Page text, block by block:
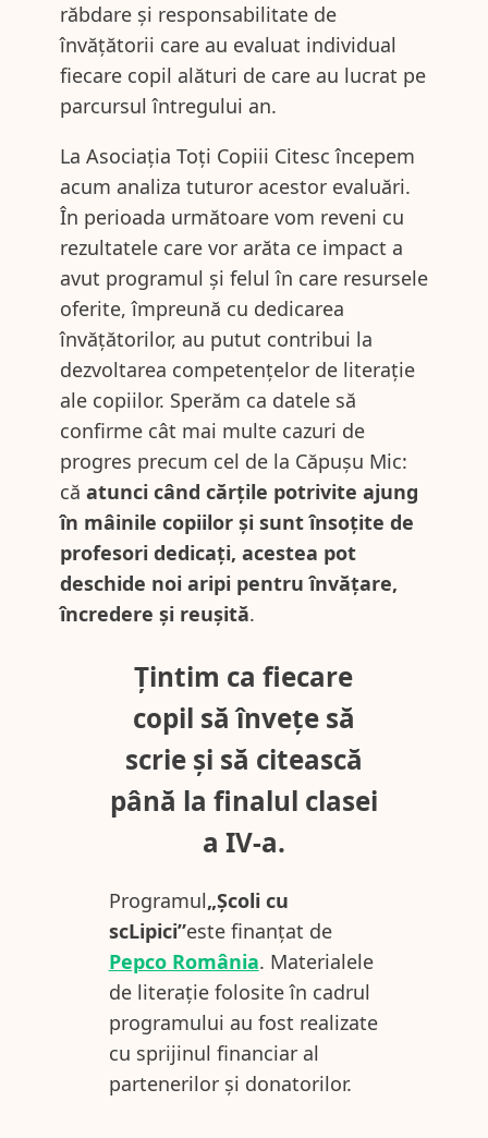
răbdare și responsabilitate de
învățătorii care au evaluat individual
fiecare copil alături de care au lucrat pe
parcursul întregului an.
La Asociația Toți Copiii Citesc începem
acum analiza tuturor acestor evaluări.
În perioada următoare vom reveni cu
rezultatele care vor arăta ce impact a
avut programul și felul în care resursele
oferite, împreună cu dedicarea
învățătorilor, au putut contribui la
dezvoltarea competențelor de literație
ale copiilor. Sperăm ca datele să
confirme cât mai multe cazuri de
progres precum cel de la Căpușu Mic:
că atunci când cărțile potrivite ajung
în mâinile copiilor și sunt însoțite de
profesori dedicați, acestea pot
deschide noi aripi pentru învățare,
încredere și reușită.
Țintim ca fiecare
copil să învețe să
scrie și să citească
până la finalul clasei
a IV-a.
Programul„Școli cu
scLipici”este finanțat de
Pepco România. Materialele
de literație folosite în cadrul
programului au fost realizate
cu sprijinul financiar al
partenerilor și donatorilor.